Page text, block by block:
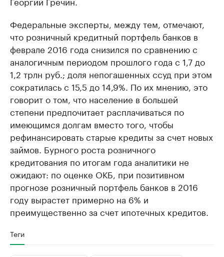
Федеральные эксперты, между тем, отмечают,
что розничный кредитный портфель банков в
феврале 2016 года снизился по сравнению с
аналогичным периодом прошлого года с 1,7 до
1,2 трлн руб.; доля непогашенных ссуд при этом
сократилась с 15,5 до 14,9%. По их мнению, это
говорит о том, что население в большей
степени предпочитает расплачиваться по
имеющимся долгам вместо того, чтобы
рефинансировать старые кредиты за счет новых
займов. Бурного роста розничного
кредитования по итогам года аналитики не
ожидают: по оценке ОКБ, при позитивном
прогнозе розничный портфель банков в 2016
году вырастет примерно на 6% и
преимущественно за счет ипотечных кредитов.
Теги